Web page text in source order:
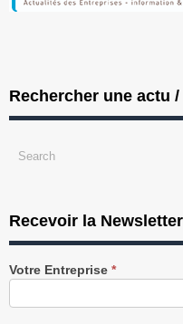
Rechercher une actu
Recevoir la Newsletter
Recevez
notre
gratuitement
Votre Entreprise *